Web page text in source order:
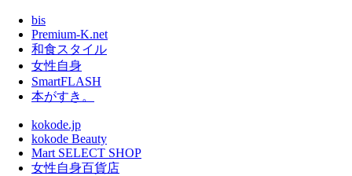
bis
Premium-K.net
和食スタイル
女性自身
SmartFLASH
本がすき。
kokode.jp
kokode Beauty
Mart SELECT SHOP
女性自身百貨店